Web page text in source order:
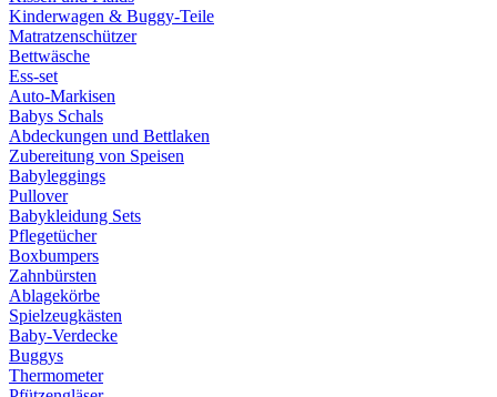
Kinderwagen & Buggy-Teile
Matratzenschützer
Bettwäsche
Ess-set
Auto-Markisen
Babys Schals
Abdeckungen und Bettlaken
Zubereitung von Speisen
Babyleggings
Pullover
Babykleidung Sets
Pflegetücher
Boxbumpers
Zahnbürsten
Ablagekörbe
Spielzeugkästen
Baby-Verdecke
Buggys
Thermometer